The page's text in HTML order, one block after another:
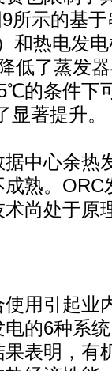
所示的基
和热电发
低了蒸发
的条件下
著提升。
心余热
熟。
尚处于原
引起业
的6种系
表明，有